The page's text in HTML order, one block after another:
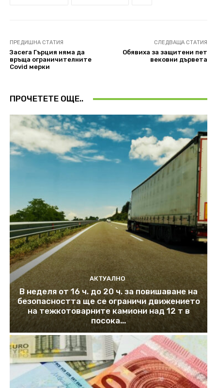
ПРЕДИШНА СТАТИЯ
Засега Гърция няма да
връща ограничителните
Covid мерки
СЛЕДВАЩА СТАТИЯ
Обявиха за защитени пет
вековни дървета
ПРОЧЕТЕТЕ ОЩЕ..
АКТУАЛНО
В неделя от 16 ч. до 20 ч. за повишаване на
безопасността ще се ограничи движението
на тежкотоварните камиони над 12 т в
посока...